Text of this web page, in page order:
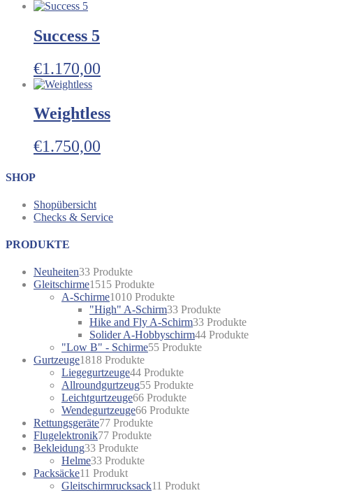
Success 5
€1.170,00
Weightless
€1.750,00
SHOP
Shopübersicht
Checks & Service
PRODUKTE
Neuheiten33 Produkte
Gleitschirme1515 Produkte
A-Schirme1010 Produkte
"High" A-Schirm33 Produkte
Hike and Fly A-Schirm33 Produkte
Solider A-Hobbyschirm44 Produkte
"Low B" - Schirme55 Produkte
Gurtzeuge1818 Produkte
Liegegurtzeuge44 Produkte
Allroundgurtzeug55 Produkte
Leichtgurtzeuge66 Produkte
Wendegurtzeuge66 Produkte
Rettungsgeräte77 Produkte
Flugelektronik77 Produkte
Bekleidung33 Produkte
Helme33 Produkte
Packsäcke11 Produkt
Gleitschirmrucksack11 Produkt